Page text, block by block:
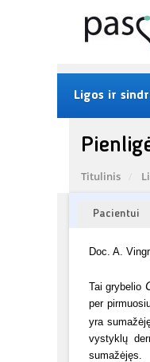
Ligos ir
Titulinis
Pacientui
Doc. A.
Tai grybelio
per
yra
vystyklų
sumažėjęs.